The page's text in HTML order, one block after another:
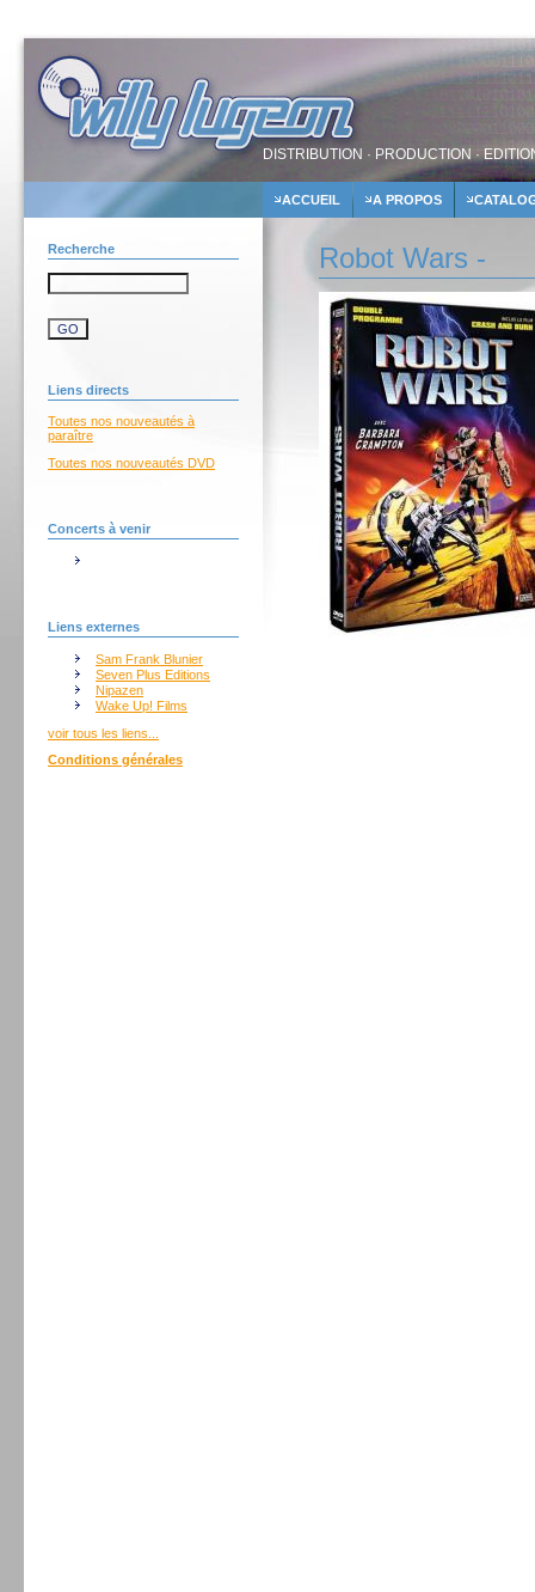
DISTRIBUTION · PRODUCTION ·
ACCUEIL A PROPOS
Recherche
Liens directs
Toutes nos nouveautés à
paraître
Toutes nos nouveautés DVD
Concerts à venir
Liens externes
Sam Frank Blunier
Seven Plus Editions
Nipazen
Wake Up! Films
voir tous les liens...
Conditions générales
Robot Wars -